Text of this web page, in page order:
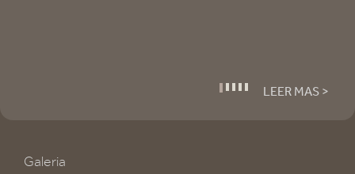
Galeria
12345 LEER MAS >